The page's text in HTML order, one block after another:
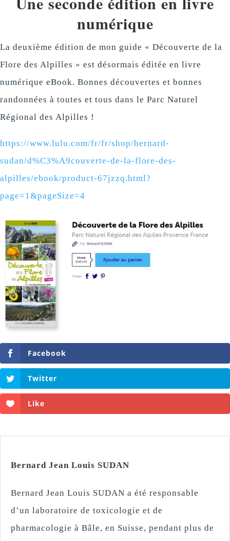
numérique
La deuxième édition de mon guide « Découverte de la
Flore des Alpilles » est désormais éditée en livre
numérique eBook. Bonnes découvertes et bonnes
randonnées à toutes et tous dans le Parc Naturel
Régional des Alpilles !
https://www.lulu.com/fr/fr/shop/bernard-
sudan/d%C3%A9couverte-de-la-flore-des-
alpilles/ebook/product-67jzzq.html?
page=1&pageSize=4
Facebook
Twitter
Like
Bernard Jean Louis SUDAN
Bernard Jean Louis SUDAN a été responsable
d’un laboratoire de toxicologie et de
pharmacologie à Bâle, en Suisse, pendant plus de